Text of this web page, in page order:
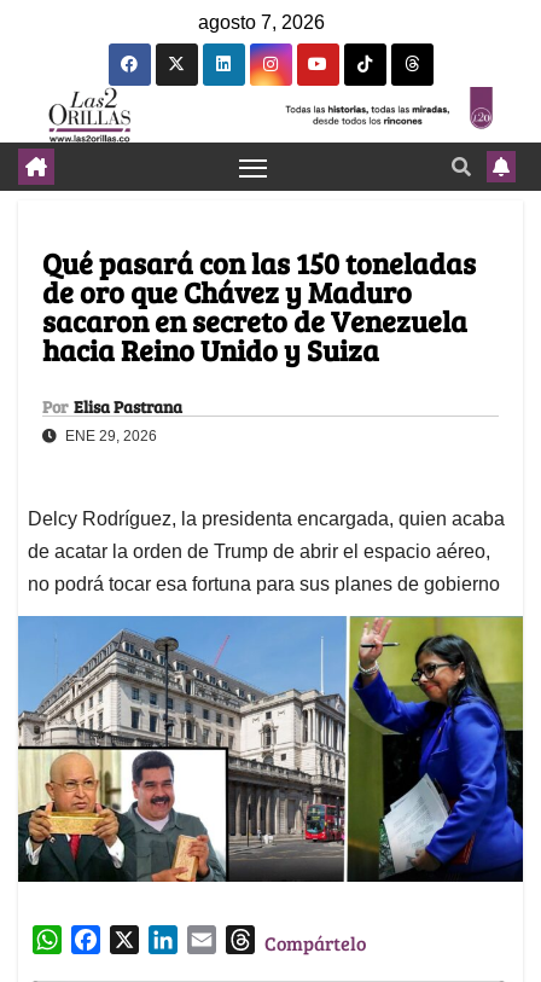
agosto 7, 2026
Qué pasará con las 150 toneladas
de oro que Chávez y Maduro
sacaron en secreto de Venezuela
hacia Reino Unido y Suiza
Por Elisa Pastrana
ENE 29, 2026
Delcy Rodríguez, la presidenta encargada, quien acaba
de acatar la orden de Trump de abrir el espacio aéreo,
no podrá tocar esa fortuna para sus planes de gobierno
W
TCompártelo